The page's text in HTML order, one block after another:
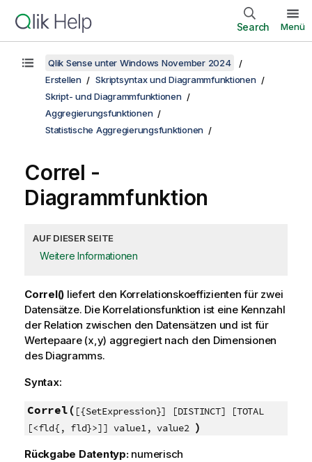
Search Menü
Qlik Sense unter Windows November 2024
Erstellen
Skriptsyntax und Diagrammfunktionen
Skript- und Diagrammfunktionen
Aggregierungsfunktionen
Statistische Aggregierungsfunktionen
Correl -
Diagrammfunktion
AUF DIESER SEITE
Weitere Informationen
Correl() liefert den Korrelationskoeffizienten für zwei
Datensätze. Die Korrelationsfunktion ist eine Kennzahl
der Relation zwischen den Datensätzen und ist für
Wertepaare (x,y) aggregiert nach den Dimensionen
des Diagramms.
Syntax:
Correl( [{SetExpression}] [DISTINCT] [TOTAL
[<fld{, fld}>]] value1, value2 )
Rückgabe Datentyp: numerisch